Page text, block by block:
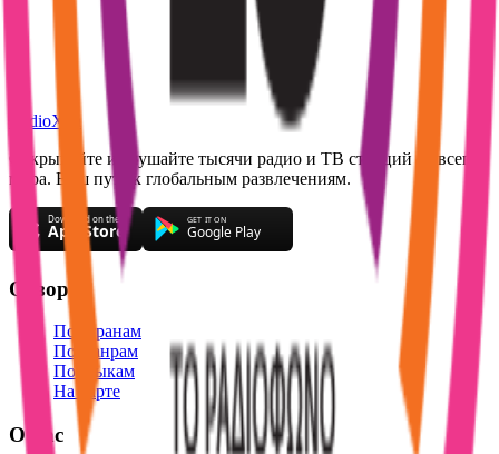
RadioXen
Открывайте и слушайте тысячи радио и ТВ станций со всего
мира. Ваш путь к глобальным развлечениям.
Обзор
По странам
По жанрам
По языкам
На карте
О нас